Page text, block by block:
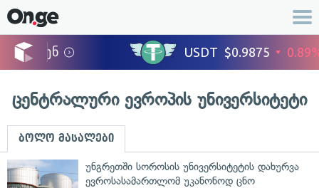
ცენტრალური ევროპის უნივერსიტეტი
ბოლო მასალები
უნგრეთში სოროსის უნივერსიტეტის დახურვა
ევროსასამართლომ უკანონოდ ცნო